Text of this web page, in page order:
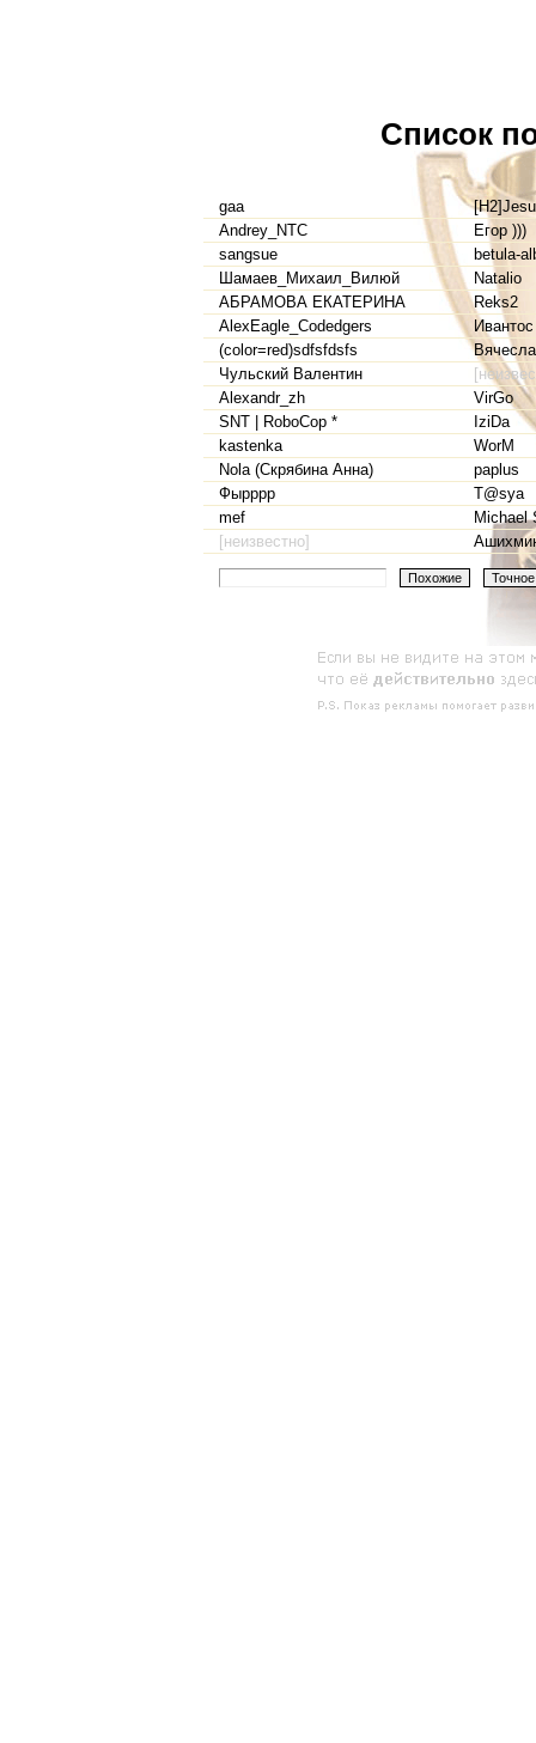
Список
gaa
Andrey_NTC
Егор )))
sangsue
betula-
Шамаев_Михаил_Вилюй
Natalio
АБРАМОВА ЕКАТЕРИНА
Reks2
AlexEagle_Codedgers
Ивантос
(color=red)sdfsfdsfs
Чульский Валентин
Alexandr_zh
VirGo
SNT | RoboCop *
IziDa
kastenka
WorM
Nola (Скрябина Анна)
paplus
Фырррр
T@sya
mef
Michael
[неизвестно]